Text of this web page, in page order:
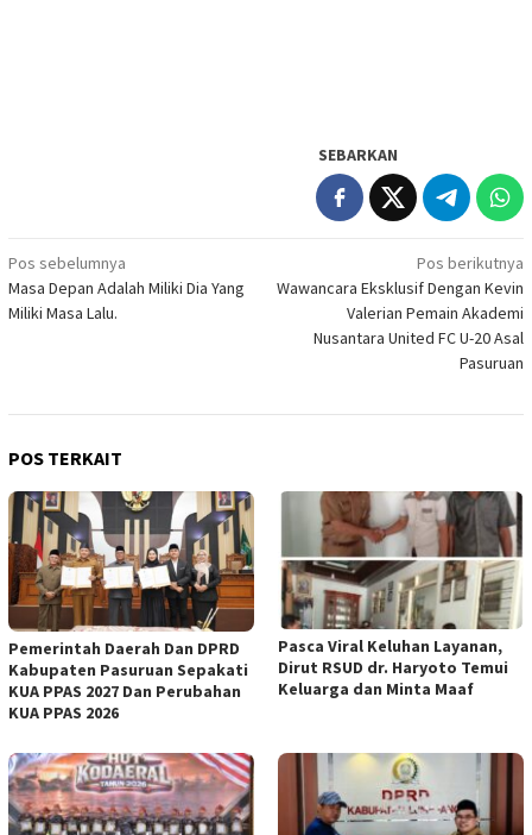
SEBARKAN
Navigasi
pos
Pos sebelumnya
Masa Depan Adalah Miliki Dia Yang
Miliki Masa Lalu.
Pos berikutnya
Wawancara Eksklusif Dengan Kevin
Valerian Pemain Akademi
Nusantara United FC U-20 Asal
Pasuruan
POS TERKAIT
Pemerintah Daerah Dan DPRD
Kabupaten Pasuruan Sepakati
KUA PPAS 2027 Dan Perubahan
KUA PPAS 2026
Pasca Viral Keluhan Layanan,
Dirut RSUD dr. Haryoto Temui
Keluarga dan Minta Maaf